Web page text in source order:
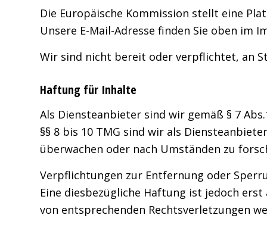
Die Europäische Kommission stellt eine
Unsere E-Mail-Adresse finden Sie oben im
Wir sind nicht bereit oder verpflichtet, an
Haftung für Inhalte
Als Diensteanbieter sind wir gemäß § 7
§§ 8 bis 10 TMG sind wir als
überwachen oder nach Umständen zu
Verpflichtungen zur Entfernung oder
Eine diesbezügliche Haftung ist jedoch
von entsprechenden Rechtsverletzungen